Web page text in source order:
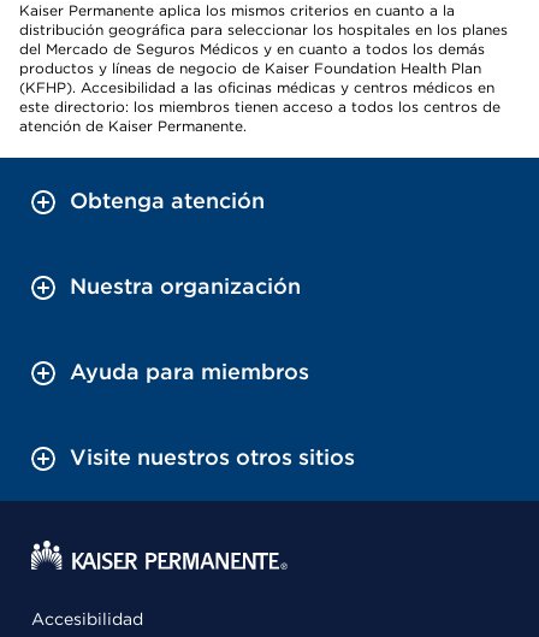
Kaiser Permanente aplica los mismos criterios en cuanto a la
distribución geográfica para seleccionar los hospitales en los planes
del Mercado de Seguros Médicos y en cuanto a todos los demás
productos y líneas de negocio de Kaiser Foundation Health Plan
(KFHP). Accesibilidad a las oficinas médicas y centros médicos en
este directorio: los miembros tienen acceso a todos los centros de
atención de Kaiser Permanente.
Obtenga atención
Nuestra organización
Ayuda para miembros
Visite nuestros otros sitios
Accesibilidad